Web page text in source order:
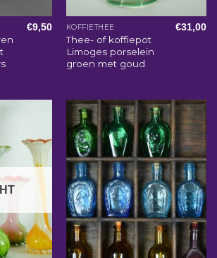
€9,50 KOFFIETHEE
Thee- of koffiepot
Limoges porselein
groen met goud
€31,00